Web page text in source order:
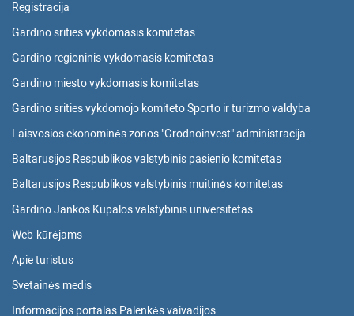
Registracija
Gardino srities vykdomasis komitetas
Gardino regioninis vykdomasis komitetas
Gardino miesto vykdomasis komitetas
Gardino srities vykdomojo komiteto Sporto ir turizmo valdyba
Laisvosios ekonominės zonos "Grodnoinvest" administracija
Baltarusijos Respublikos valstybinis pasienio komitetas
Baltarusijos Respublikos valstybinis muitinės komitetas
Gardino Jankos Kupalos valstybinis universitetas
Web-kūrėjams
Apie turistus
Svetainės medis
Informacijos portalas Palenkės vaivadijos